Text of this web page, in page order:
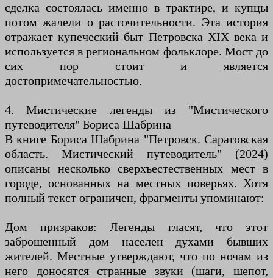
сделка состоялась именно в трактире, и купцы
потом жалели о расточительности. Эта история
отражает купеческий быт Петровска XIX века и
используется в региональном фольклоре. Мост до
сих пор стоит и является
достопримечательностью.
4. Мистические легенды из "Мистического
путеводителя" Бориса Шабрина
В книге Бориса Шабрина "Петровск. Саратовская
область. Мистический путеводитель" (2024)
описаны несколько сверхъестественных мест в
городе, основанных на местных поверьях. Хотя
полный текст ограничен, фрагменты упоминают:
Дом призраков: Легенды гласят, что этот
заброшенный дом населен духами бывших
жителей. Местные утверждают, что по ночам из
него доносятся странные звуки (шаги, шепот,